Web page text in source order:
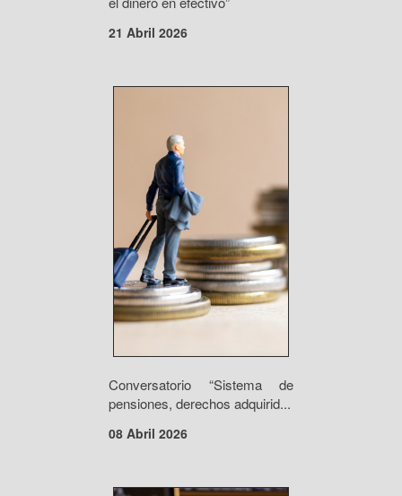
21 Abril 2026
Conversatorio “Sistema de
pensiones, derechos adquirid...
08 Abril 2026